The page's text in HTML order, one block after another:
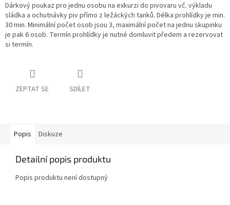
Dárkový poukaz pro jednu osobu na exkurzi do pivovaru vč. výkladu
sládka a ochutnávky piv přímo z ležáckých tanků. Délka prohlídky je min.
30 min. Minimální počet osob jsou 3, maximální počet na jednu skupinku
je pak 6 osob. Termín prohlídky je nutné domluvit předem a rezervovat
si termín.
ZEPTAT SE SDÍLET
Popis Diskuze
Detailní popis produktu
Popis produktu není dostupný